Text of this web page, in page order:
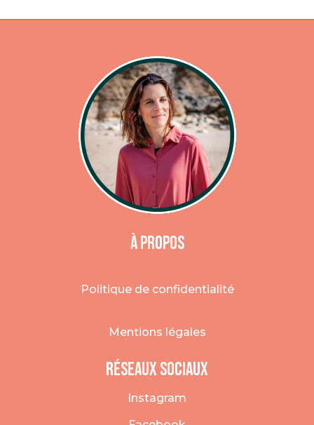
À Propos
Politique de confidentialité
Mentions légales
Réseaux sociaux
Instagram